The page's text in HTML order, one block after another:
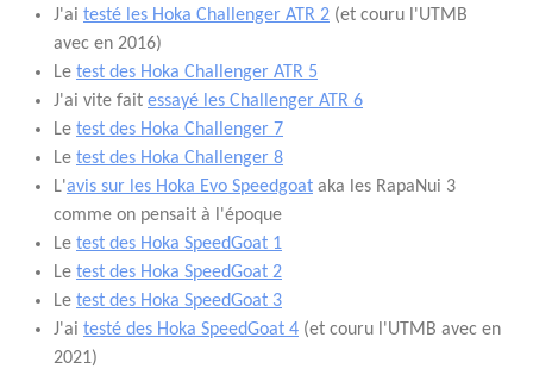
J'ai testé les Hoka Challenger ATR 2 (et couru l'UTMB
avec en 2016)
Le test des Hoka Challenger ATR 5
J'ai vite fait essayé les Challenger ATR 6
Le test des Hoka Challenger 7
Le test des Hoka Challenger 8
L'avis sur les Hoka Evo Speedgoat aka les RapaNui 3
comme on pensait à l'époque
Le test des Hoka SpeedGoat 1
Le test des Hoka SpeedGoat 2
Le test des Hoka SpeedGoat 3
J'ai testé des Hoka SpeedGoat 4 (et couru l'UTMB avec en
2021)